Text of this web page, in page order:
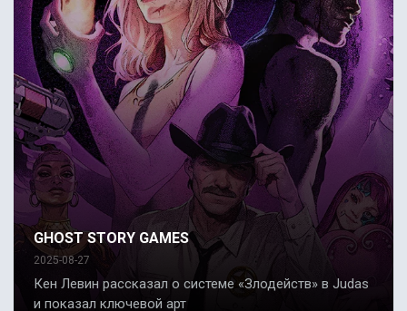
GHOST STORY GAMES
2025-08-27
Кен Левин рассказал о системе «Злодейств» в Judas
и показал ключевой арт